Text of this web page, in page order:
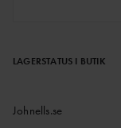
LAGERSTATUS I BUTIK
Johnells.se